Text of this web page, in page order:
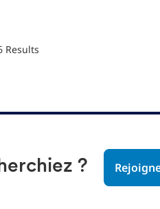
Results
?